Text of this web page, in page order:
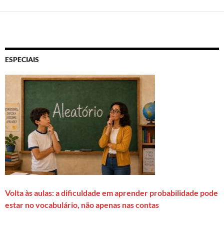
ESPECIAIS
Volta às aulas: a dificuldade em aprender probabilidade pode
estar no vocabulário, não apenas nas contas